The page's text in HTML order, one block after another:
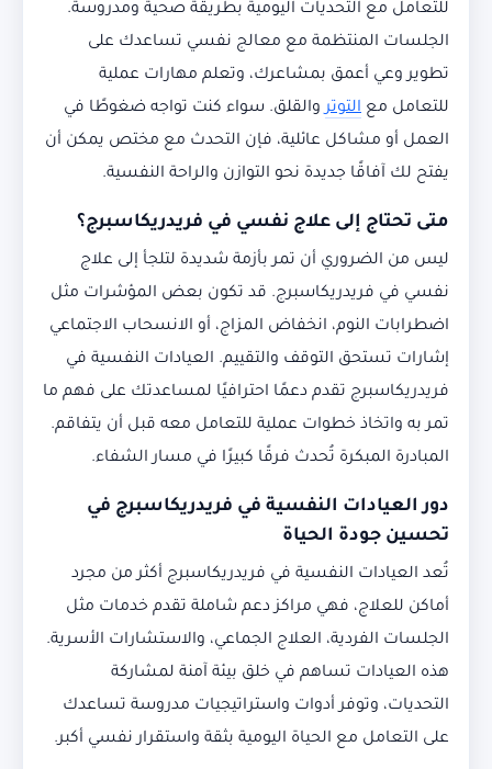
للتعامل مع التحديات اليومية بطريقة صحية ومدروسة.
الجلسات المنتظمة مع معالج نفسي تساعدك على
تطوير وعي أعمق بمشاعرك، وتعلم مهارات عملية
للتعامل مع التوتروالقلق. سواء كنت تواجه ضغوطًا في
العمل أو مشاكل عائلية، فإن التحدث مع مختص يمكن أن
يفتح لك آفاقًا جديدة نحو التوازن والراحة النفسية.
متى تحتاج إلى علاج نفسي في فريدريكاسبرج؟
ليس من الضروري أن تمر بأزمة شديدة لتلجأ إلى علاج
نفسي في فريدريكاسبرج. قد تكون بعض المؤشرات مثل
اضطرابات النوم، انخفاض المزاج، أو الانسحاب الاجتماعي
إشارات تستحق التوقف والتقييم. العيادات النفسية في
فريدريكاسبرج تقدم دعمًا احترافيًا لمساعدتك على فهم ما
تمر به واتخاذ خطوات عملية للتعامل معه قبل أن يتفاقم.
المبادرة المبكرة تُحدث فرقًا كبيرًا في مسار الشفاء.
دور العيادات النفسية في فريدريكاسبرج في
تحسين جودة الحياة
تُعد العيادات النفسية في فريدريكاسبرج أكثر من مجرد
أماكن للعلاج، فهي مراكز دعم شاملة تقدم خدمات مثل
الجلسات الفردية، العلاج الجماعي، والاستشارات الأسرية.
هذه العيادات تساهم في خلق بيئة آمنة لمشاركة
التحديات، وتوفر أدوات واستراتيجيات مدروسة تساعدك
على التعامل مع الحياة اليومية بثقة واستقرار نفسي أكبر.